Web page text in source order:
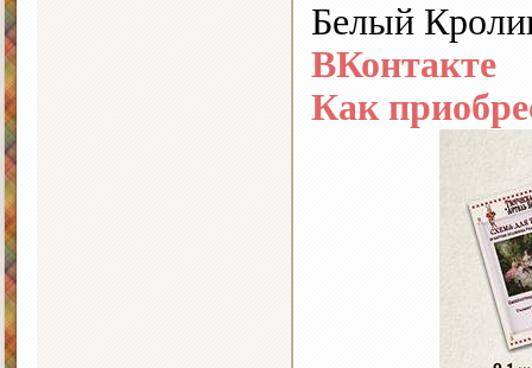
Белый
ВКонтакте
Как